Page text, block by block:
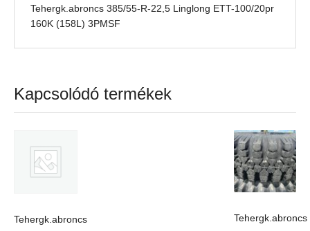
Tehergk.abroncs 385/55-R-22,5 Linglong ETT-100/20pr
160K (158L) 3PMSF
Kapcsolódó termékek
Tehergk.abroncs
Tehergk.abroncs